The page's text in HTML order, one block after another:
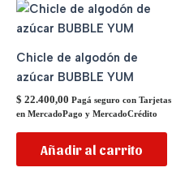
Chicle de algodón de
azúcar BUBBLE YUM
$ 22.400,00 Pagá seguro con Tarjetas
en MercadoPago y MercadoCrédito
Añadir al carrito